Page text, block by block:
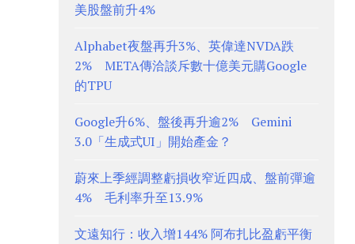
美股盤前升4%
Alphabet夜盤再升3%、英偉達NVDA跌
2% META傳洽談斥數十億美元購Google
的TPU
Google升6%、盤後再升逾2% Gemini
3.0「生成式UI」開始產金？
蔚來上季經調整虧損收窄近四成、盤前彈逾
4% 毛利率升至13.9%
文遠知行：收入增144% 阿布扎比盈虧平衡